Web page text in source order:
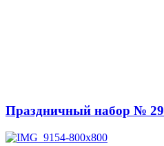
Праздничный набор № 29